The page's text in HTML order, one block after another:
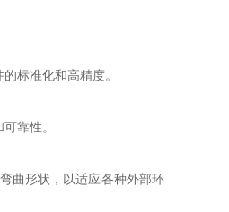
标准化和高精度。
靠性。
曲形状，以适应各种外部环